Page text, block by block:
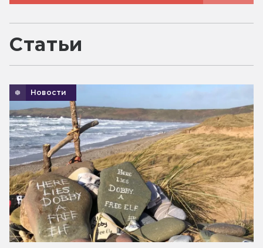
Статьи
Новости